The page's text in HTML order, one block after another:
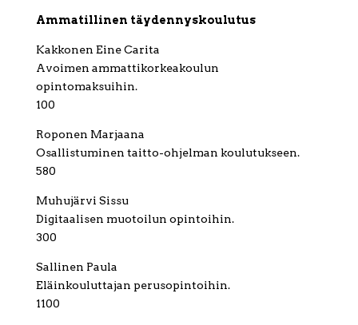
Ammatillinen täydennyskoulutus
Kakkonen Eine Carita
Avoimen ammattikorkeakoulun
opintomaksuihin.
100
Roponen Marjaana
Osallistuminen taitto-ohjelman koulutukseen.
580
Muhujärvi Sissu
Digitaalisen muotoilun opintoihin.
300
Sallinen Paula
Eläinkouluttajan perusopintoihin.
1100